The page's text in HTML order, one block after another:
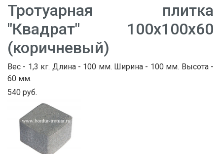
Тротуарная плитка
"Квадрат" 100х100х60
(коричневый)
Вес - 1,3 кг. Длина - 100 мм. Ширина - 100 мм. Высота -
60 мм.
540 руб.